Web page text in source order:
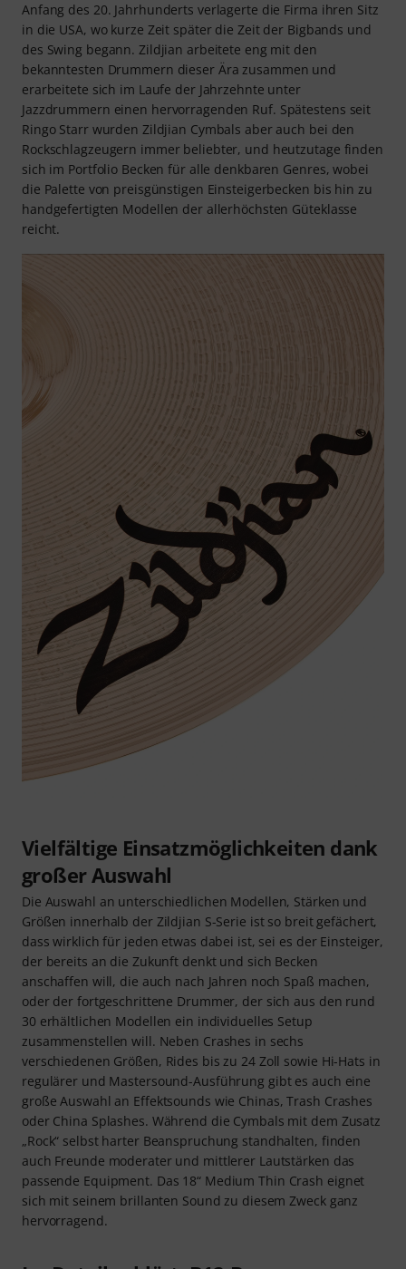
Anfang des 20. Jahrhunderts verlagerte die Firma ihren Sitz
in die USA, wo kurze Zeit später die Zeit der Bigbands und
des Swing begann. Zildjian arbeitete eng mit den
bekanntesten Drummern dieser Ära zusammen und
erarbeitete sich im Laufe der Jahrzehnte unter
Jazzdrummern einen hervorragenden Ruf. Spätestens seit
Ringo Starr wurden Zildjian Cymbals aber auch bei den
Rockschlagzeugern immer beliebter, und heutzutage finden
sich im Portfolio Becken für alle denkbaren Genres, wobei
die Palette von preisgünstigen Einsteigerbecken bis hin zu
handgefertigten Modellen der allerhöchsten Güteklasse
reicht.
Vielfältige Einsatzmöglichkeiten dank
großer Auswahl
Die Auswahl an unterschiedlichen Modellen, Stärken und
Größen innerhalb der Zildjian S-Serie ist so breit gefächert,
dass wirklich für jeden etwas dabei ist, sei es der Einsteiger,
der bereits an die Zukunft denkt und sich Becken
anschaffen will, die auch nach Jahren noch Spaß machen,
oder der fortgeschrittene Drummer, der sich aus den rund
30 erhältlichen Modellen ein individuelles Setup
zusammenstellen will. Neben Crashes in sechs
verschiedenen Größen, Rides bis zu 24 Zoll sowie Hi-Hats in
regulärer und Mastersound-Ausführung gibt es auch eine
große Auswahl an Effektsounds wie Chinas, Trash Crashes
oder China Splashes. Während die Cymbals mit dem Zusatz
„Rock“ selbst harter Beanspruchung standhalten, finden
auch Freunde moderater und mittlerer Lautstärken das
passende Equipment. Das 18“ Medium Thin Crash eignet
sich mit seinem brillanten Sound zu diesem Zweck ganz
hervorragend.